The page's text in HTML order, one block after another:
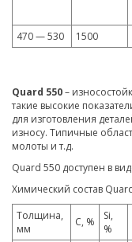
470 — 530 1500
Quard 550–
такие высокие
для изготовления
износу. Типичные
молоты и т.д.
Quard 550 доступен в
Химический состав
Толщина,
мм
C, %
Si,
%